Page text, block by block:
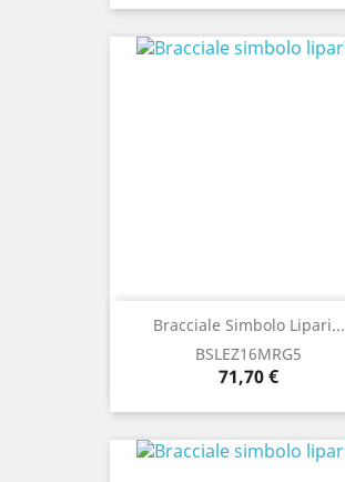
Bracciale Simbolo Lipari...
BSLEZ16MRG5
Prezzo
71,70 €